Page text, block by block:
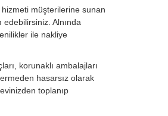
müşterilerine sunan
edebilirsiniz. Alnında
ile nakliye
korunaklı ambalajları
hasarsız olarak
toplanıp